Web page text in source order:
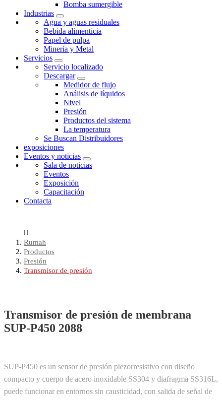
Bomba sumergible
Industrias
Agua y aguas residuales
Bebida alimenticia
Papel de pulpa
Minería y Metal
Servicios
Servicio localizado
Descargar
Medidor de flujo
Análisis de líquidos
Nivel
Presión
Productos del sistema
La temperatura
Se Buscan Distribuidores
exposiciones
Eventos y noticias
Sala de noticias
Eventos
Exposición
Capacitación
Contacta
Rumah
Productos
Presión
Transmisor de presión
Transmisor de presión de membrana
SUP-P450 2088
SUP-P450 es un sensor de presión piezorresistivo con diseño
compacto y cuerpo de acero inoxidable SS304 y diafragma SS316L,
puede funcionar en entornos sin causticidad, con salida de señal de